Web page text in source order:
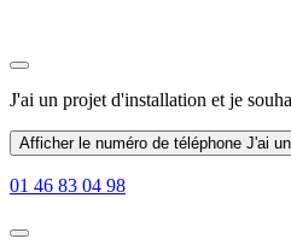
J'ai un projet d'installation et je
Afficher le numéro de téléphone J'ai
01 46 83 04 98